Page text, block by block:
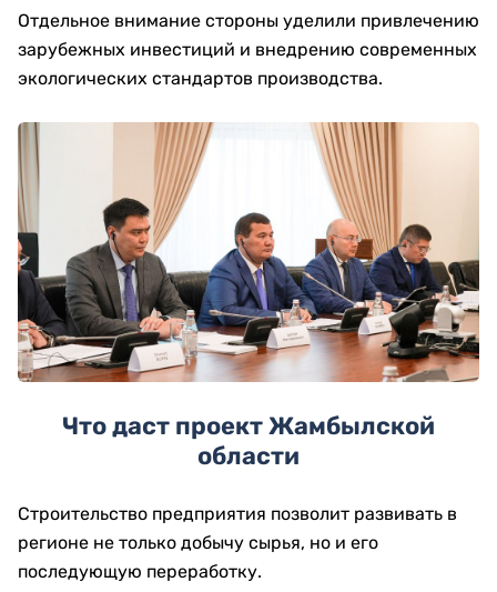
Отдельное внимание стороны уделили привлечению
зарубежных инвестиций и внедрению современных
экологических стандартов производства.
Что даст проект Жамбылской
области
Строительство предприятия позволит развивать в
регионе не только добычу сырья, но и его
последующую переработку.